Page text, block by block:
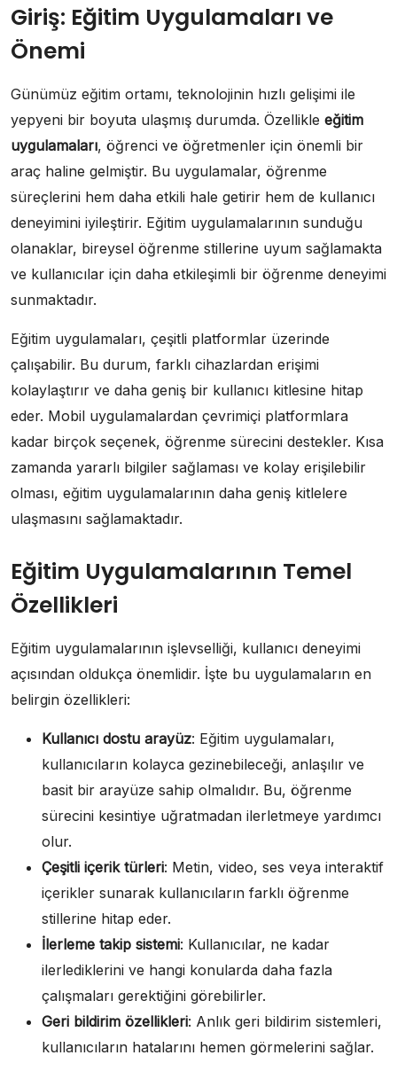
Giriş: Eğitim Uygulamaları ve
Önemi
Günümüz eğitim ortamı, teknolojinin hızlı gelişimi ile
yepyeni bir boyuta ulaşmış durumda. Özellikle eğitim
uygulamaları, öğrenci ve öğretmenler için önemli bir
araç haline gelmiştir. Bu uygulamalar, öğrenme
süreçlerini hem daha etkili hale getirir hem de kullanıcı
deneyimini iyileştirir. Eğitim uygulamalarının sunduğu
olanaklar, bireysel öğrenme stillerine uyum sağlamakta
ve kullanıcılar için daha etkileşimli bir öğrenme deneyimi
sunmaktadır.
Eğitim uygulamaları, çeşitli platformlar üzerinde
çalışabilir. Bu durum, farklı cihazlardan erişimi
kolaylaştırır ve daha geniş bir kullanıcı kitlesine hitap
eder. Mobil uygulamalardan çevrimiçi platformlara
kadar birçok seçenek, öğrenme sürecini destekler. Kısa
zamanda yararlı bilgiler sağlaması ve kolay erişilebilir
olması, eğitim uygulamalarının daha geniş kitlelere
ulaşmasını sağlamaktadır.
Eğitim Uygulamalarının Temel
Özellikleri
Eğitim uygulamalarının işlevselliği, kullanıcı deneyimi
açısından oldukça önemlidir. İşte bu uygulamaların en
belirgin özellikleri:
Kullanıcı dostu arayüz: Eğitim uygulamaları,
kullanıcıların kolayca gezinebileceği, anlaşılır ve
basit bir arayüze sahip olmalıdır. Bu, öğrenme
sürecini kesintiye uğratmadan ilerletmeye yardımcı
olur.
Çeşitli içerik türleri: Metin, video, ses veya interaktif
içerikler sunarak kullanıcıların farklı öğrenme
stillerine hitap eder.
İlerleme takip sistemi: Kullanıcılar, ne kadar
ilerlediklerini ve hangi konularda daha fazla
çalışmaları gerektiğini görebilirler.
Geri bildirim özellikleri: Anlık geri bildirim sistemleri,
kullanıcıların hatalarını hemen görmelerini sağlar.